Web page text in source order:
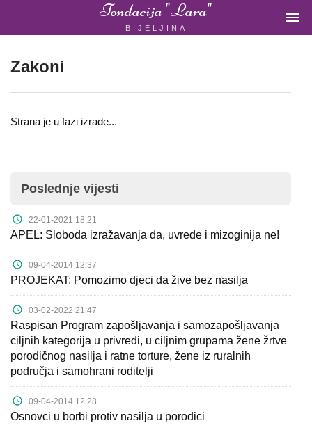
Fondacija "Lara"
BIJELJINA

ORGANIZACIJA
Fondacija
Bijeljina
Početna
O
nama
Aktuelnosti
Mir
sa
Zakoni
Strana je u fazi izrade...
Poslednje vijesti
22-01-2021 18:21
APEL: Sloboda izražavanja da, uvrede i mizoginija ne!
09-04-2014 12:37
PROJEKAT: Pomozimo djeci da žive bez nasilja
03-02-2022 21:47
Raspisan Program zapošljavanja i samozapošljavanja
ciljnih kategorija u privredi, u ciljnim grupama žene žrtve
porodičnog nasilja i ratne torture, žene iz ruralnih
područja i samohrani roditelji
09-04-2014 12:28
Osnovci u borbi protiv nasilja u porodici